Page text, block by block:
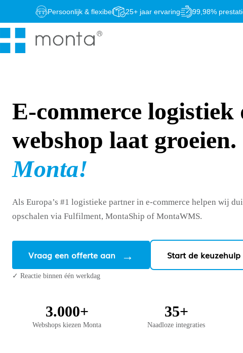
de
Persoonlijk & flexibel 25+ jaar ervaring 99,98%
E-commerce
webshop laat groeien.
Monta!
Als Europa’s #1 logistieke partner in e-commerce helpen wij
opschalen via Fulfilment, MontaShip of MontaWMS.
Vraag een offerte aan Start de keuzehulp
✓ Reactie binnen één werkdag
3.000+
Webshops kiezen Monta
35+
Naadloze integraties